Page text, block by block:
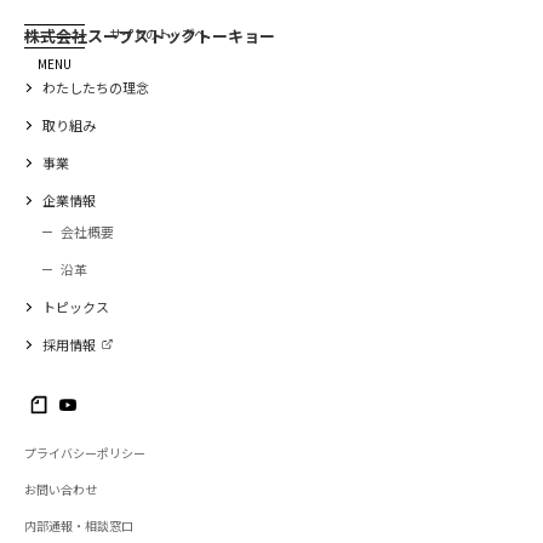
MENU
サイトのトップへ
株式会社スープストックトーキョー
わたしたちの理念
取り組み
事業
企業情報
会社概要
沿革
トピックス
採用情報
プライバシーポリシー
お問い合わせ
内部通報・相談窓口